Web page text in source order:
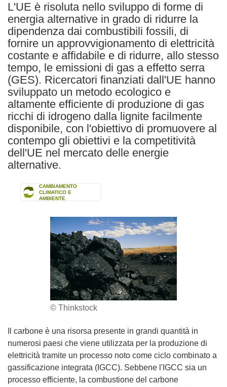
L'UE è risoluta nello sviluppo di forme di
energia alternative in grado di ridurre la
dipendenza dai combustibili fossili, di
fornire un approvvigionamento di elettricità
costante e affidabile e di ridurre, allo stesso
tempo, le emissioni di gas a effetto serra
(GES). Ricercatori finanziati dall'UE hanno
sviluppato un metodo ecologico e
altamente efficiente di produzione di gas
ricchi di idrogeno dalla lignite facilmente
disponibile, con l'obiettivo di promuovere al
contempo gli obiettivi e la competitività
dell'UE nel mercato delle energie
alternative.
CAMBIAMENTO
CLIMATICO E
AMBIENTE
© Thinkstock
Il carbone è una risorsa presente in grandi quantità in
numerosi paesi che viene utilizzata per la produzione di
elettricità tramite un processo noto come ciclo combinato a
gassificazione integrata (IGCC). Sebbene l'IGCC sia un
processo efficiente, la combustione del carbone